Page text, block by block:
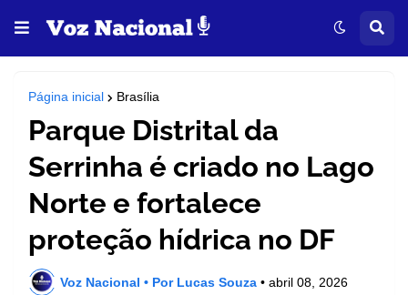
Página inicial Brasília
Parque Distrital da
Serrinha é criado no Lago
Norte e fortalece
proteção hídrica no DF
Voz Nacional • Por Lucas Souza • abril 08, 2026